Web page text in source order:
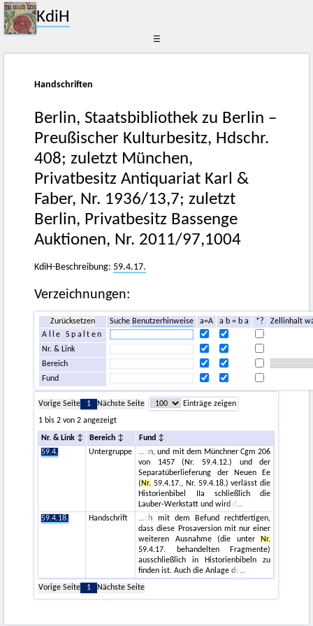
KdiH
☰
Handschriften
Berlin, Staatsbibliothek zu Berlin –
Preußischer Kulturbesitz, Hdschr.
408; zuletzt München,
Privatbesitz Antiquariat Karl &
Faber, Nr. 1936/13,7; zuletzt
Berlin, Privatbesitz Bassenge
Auktionen, Nr. 2011/97,1004
KdiH-Beschreibung: 59.4.17.
Verzeichnungen:
Zurücksetzen Suche Benutzerhinweise a=A a b = b a *?
Zellinhalt
Alle Spalten
Nr. & Link
Bereich
Fund
Vorige Seite 1 Nächste Seite
Einträge zeigen
1 bis 2 von 2 angezeigt
Nr. & Link Bereich
Fund
59.4.
Untergruppe
on, und mit dem Münchner Cgm 206
von 1457 (Nr. 59.4.12.) und der
Separatüberlieferung der Neuen Ee
(Nr. 59.4.17., Nr. 59.4.18.) verlässt die
Historienbibel IIa schließlich die
Lauber-Werkstatt und wird d
59.4.18.
Handschrift
ch mit dem Befund rechtfertigen,
dass diese Prosaversion mit nur einer
weiteren Ausnahme (die unter Nr.
59.4.17. behandelten Fragmente)
ausschließlich in Historienbibeln zu
finden ist. Auch die Anlage de
Vorige Seite
1 Nächste Seite